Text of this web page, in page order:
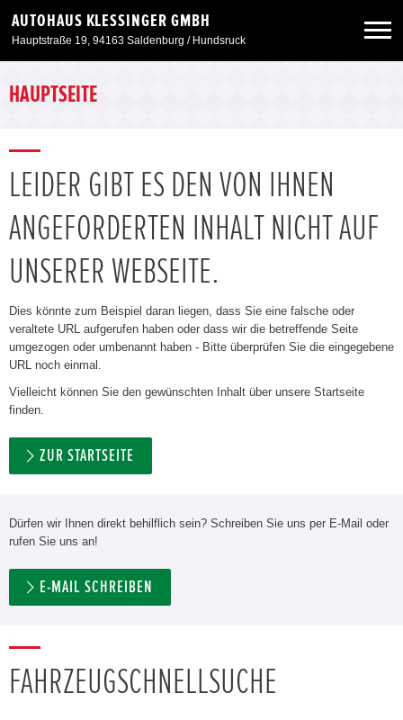
AUTOHAUS KLESSINGER GMBH
Hauptstraße 19, 94163 Saldenburg / Hundsruck
Neuwagen
Angebote
Unser Autohaus
HAUPTSEITE
LEIDER GIBT ES DEN VON IHNEN
ANGEFORDERTEN INHALT NICHT AUF
UNSERER WEBSEITE.
Dies könnte zum Beispiel daran liegen, dass Sie eine falsche oder
veraltete URL aufgerufen haben oder dass wir die betreffende Seite
umgezogen oder umbenannt haben - Bitte überprüfen Sie die eingegebene
URL noch einmal.
Vielleicht können Sie den gewünschten Inhalt über unsere Startseite
finden.
ZUR STARTSEITE
Dürfen wir Ihnen direkt behilflich sein? Schreiben Sie uns per E-Mail oder
rufen Sie uns an!
E-MAIL SCHREIBEN
FAHRZEUGSCHNELLSUCHE